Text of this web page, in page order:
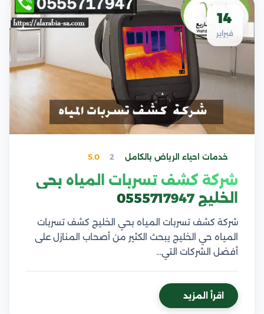
14
فبراير
خدمات احياء الرياض بالكامل 2
5.0
شركة كشف تسربات المياه بحي
الخليج 0555717947
شركة كشف تسربات المياه بحي الخليج كشف تسربات
المياه حي الخليج يبحث الكثير من أصحاب المنازل على
أفضل الشركات التي…
اقرأ المزيد